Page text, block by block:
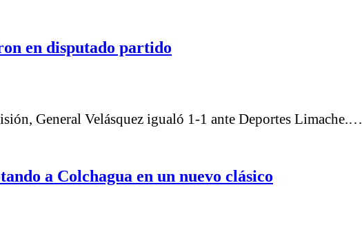
en disputado partido
General Velásquez igualó 1-1 ante Deportes Limache.…
a Colchagua en un nuevo clásico